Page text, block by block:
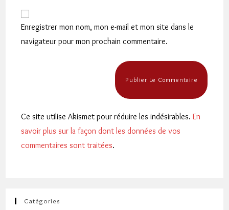
votre
site
(facultatif)
Enregistrer mon nom, mon e-mail et mon site dans le
navigateur pour mon prochain commentaire.
Ce site utilise Akismet pour réduire les indésirables.En
savoir plus sur la façon dont les données de vos
commentaires sont traitées.
Catégories